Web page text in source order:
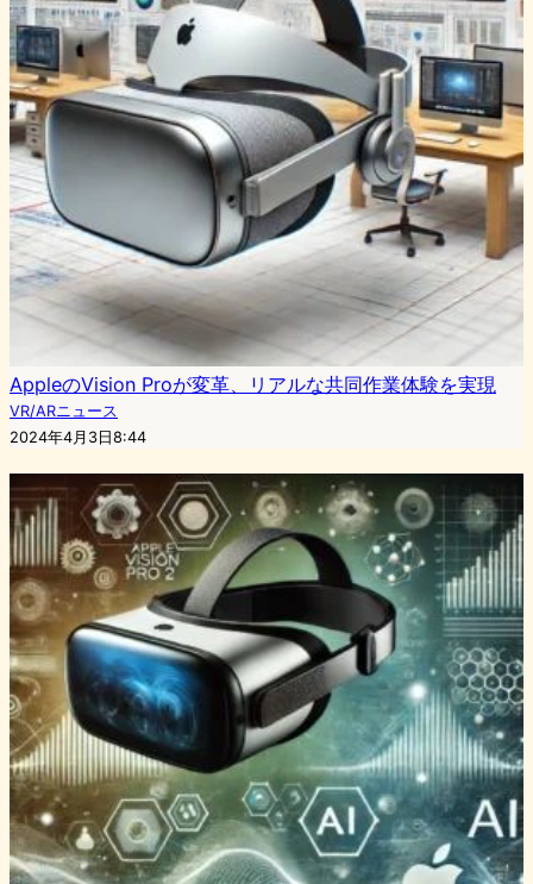
AppleのVision Proが変革、リアルな共同作業体験を実現
VR/ARニュース
2024年4月3日8:44